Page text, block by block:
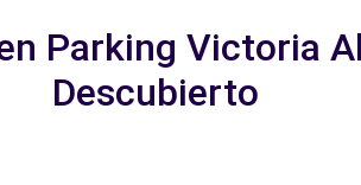
Parking Victoria
Descubierto